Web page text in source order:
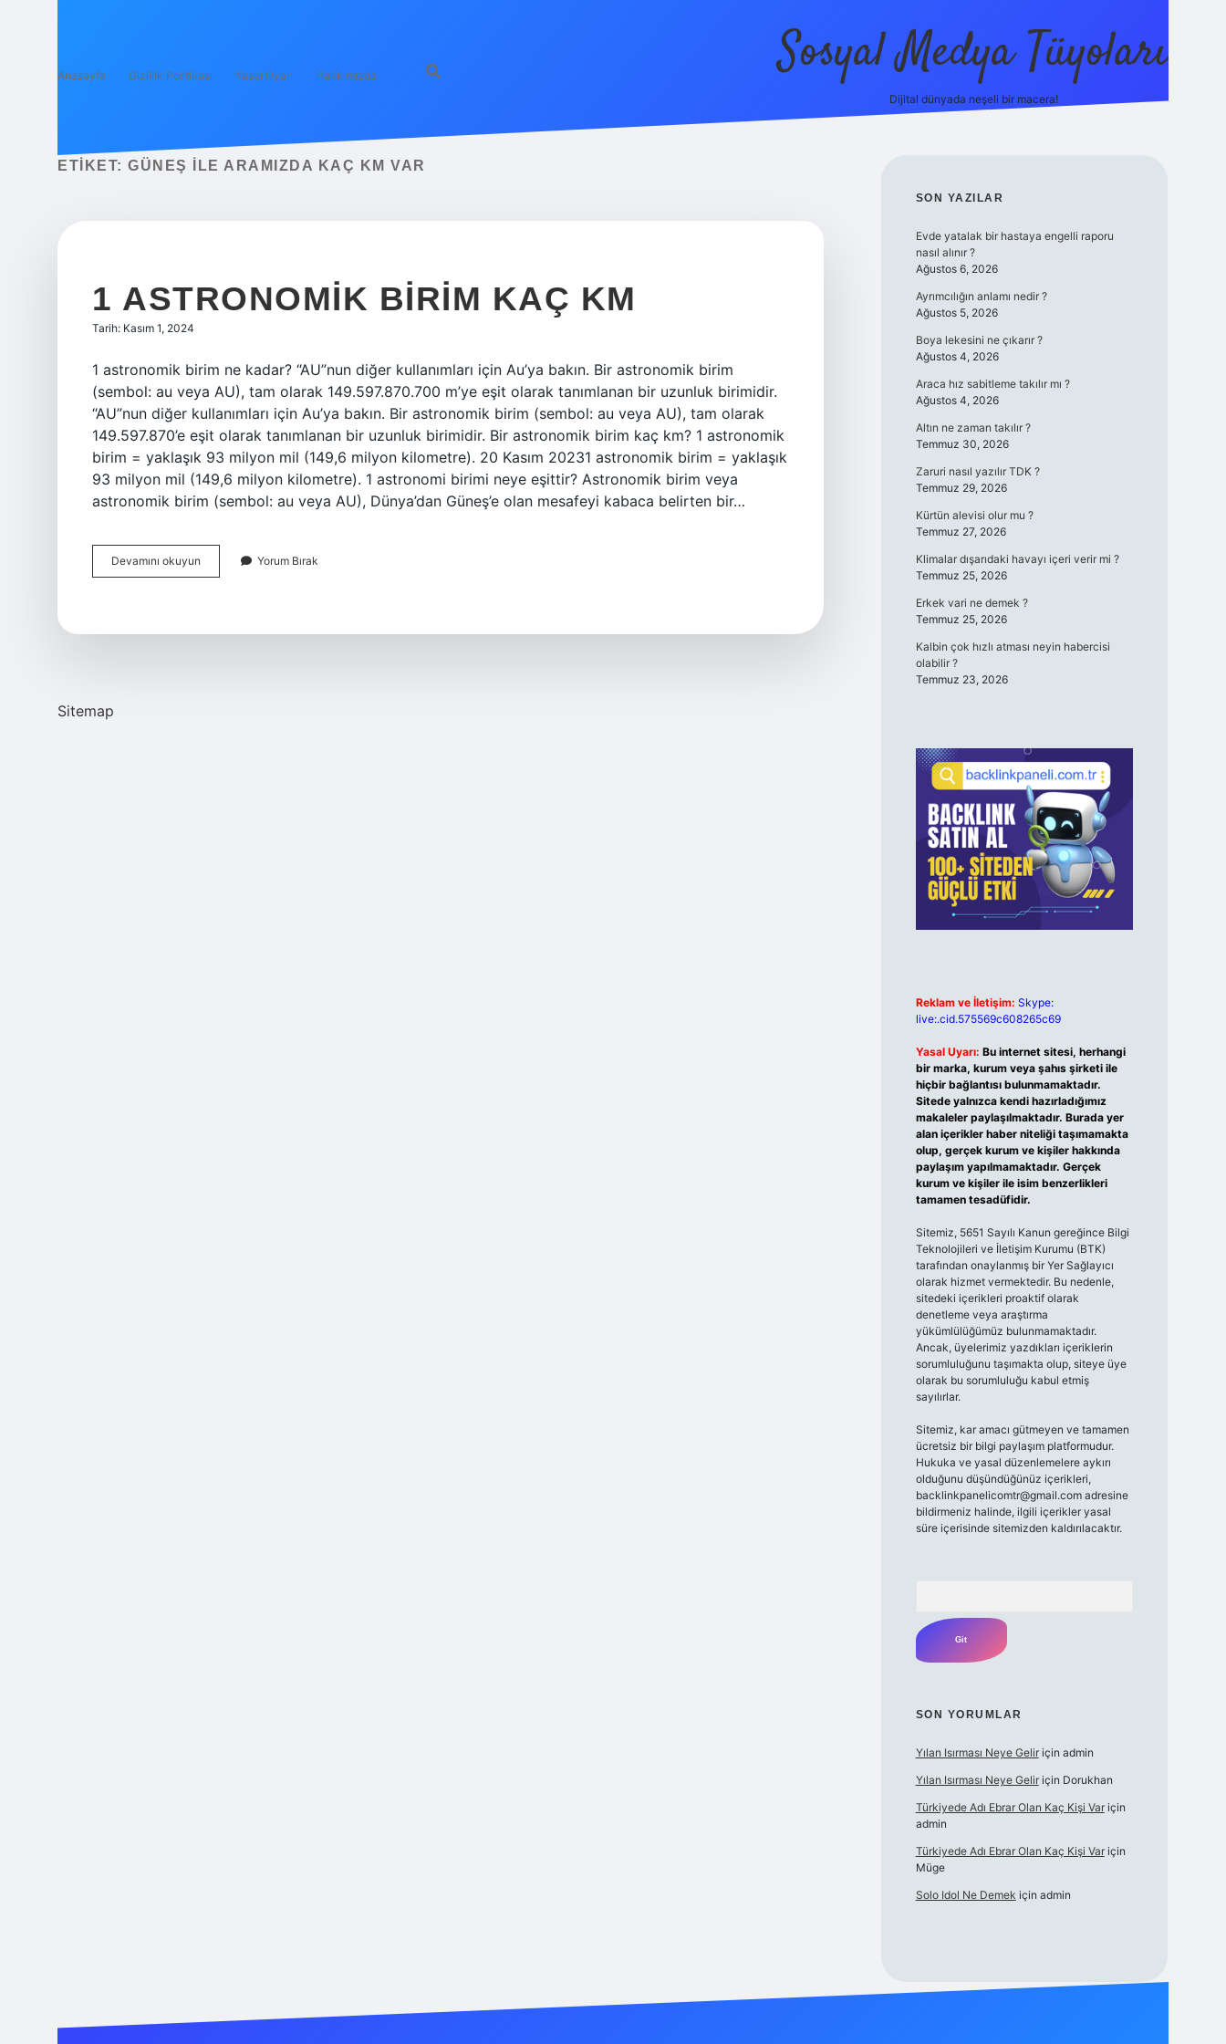
Anasayfa Gizlilik Politikası Yasal Uyarı Hakkımızda Sosyal Medya Tüyoları
Dijital dünyada neşeli bir macera!
ETIKET: GÜNEŞ ILE ARAMIZDA KAÇ KM VAR
1 ASTRONOMIK BIRIM KAÇ KM
Tarih: Kasım 1, 2024
1 astronomik birim ne kadar? “AU”nun diğer kullanımları için Au’ya bakın. Bir astronomik birim
(sembol: au veya AU), tam olarak 149.597.870.700 m’ye eşit olarak tanımlanan bir uzunluk birimidir.
“AU”nun diğer kullanımları için Au’ya bakın. Bir astronomik birim (sembol: au veya AU), tam olarak
149.597.870’e eşit olarak tanımlanan bir uzunluk birimidir. Bir astronomik birim kaç km? 1 astronomik
birim = yaklaşık 93 milyon mil (149,6 milyon kilometre). 20 Kasım 20231 astronomik birim = yaklaşık
93 milyon mil (149,6 milyon kilometre). 1 astronomi birimi neye eşittir? Astronomik birim veya
astronomik birim (sembol: au veya AU), Dünya’dan Güneş’e olan mesafeyi kabaca belirten bir…
Devamını okuyun
Astronomik
Yorum Bırak
Sitemap
SIDEBAR
SON YAZILAR
Evde yatalak bir hastaya engelli raporu
nasıl alınır ?
Ağustos 6, 2026
Ayrımcılığın anlamı nedir ?
Ağustos 5, 2026
Boya lekesini ne çıkarır ?
Ağustos 4, 2026
Araca hız sabitleme takılır mı ?
Ağustos 4, 2026
Altın ne zaman takılır ?
Temmuz 30, 2026
Zaruri nasıl yazılır TDK ?
Temmuz 29, 2026
Kürtün alevisi olur mu ?
Temmuz 27, 2026
Klimalar dışarıdaki havayı içeri verir mi ?
Temmuz 25, 2026
Erkek vari ne demek ?
Temmuz 25, 2026
Kalbin çok hızlı atması neyin habercisi
olabilir ?
Temmuz 23, 2026
Reklam ve İletişim: Skype:
live:.cid.575569c608265c69
Yasal Uyarı: Bu internet sitesi, herhangi
bir marka, kurum veya şahıs şirketi ile
hiçbir bağlantısı bulunmamaktadır.
Sitede yalnızca kendi hazırladığımız
makaleler paylaşılmaktadır. Burada yer
alan içerikler haber niteliği taşımamakta
olup, gerçek kurum ve kişiler hakkında
paylaşım yapılmamaktadır. Gerçek
kurum ve kişiler ile isim benzerlikleri
tamamen tesadüfidir.
Sitemiz, 5651 Sayılı Kanun gereğince Bilgi
Teknolojileri ve İletişim Kurumu (BTK)
tarafından onaylanmış bir Yer Sağlayıcı
olarak hizmet vermektedir. Bu nedenle,
sitedeki içerikleri proaktif olarak
denetleme veya araştırma
yükümlülüğümüz bulunmamaktadır.
Ancak, üyelerimiz yazdıkları içeriklerin
sorumluluğunu taşımakta olup, siteye üye
olarak bu sorumluluğu kabul etmiş
sayılırlar.
Sitemiz, kar amacı gütmeyen ve tamamen
ücretsiz bir bilgi paylaşım platformudur.
Hukuka ve yasal düzenlemelere aykırı
olduğunu düşündüğünüz içerikleri,
backlinkpanelicomtr@gmail.comadresine
bildirmeniz halinde, ilgili içerikler yasal
süre içerisinde sitemizden kaldırılacaktır.
SON YORUMLAR
Yılan Isırması Neye Geliriçin admin
Yılan Isırması Neye Geliriçin Dorukhan
Türkiyede Adı Ebrar Olan Kaç Kişi Variçin
admin
Türkiyede Adı Ebrar Olan Kaç Kişi Variçin
Müge
Solo Idol Ne Demek için admin